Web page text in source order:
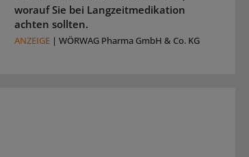
worauf Sie bei Langzeitmedikation
achten sollten.
ANZEIGE| WÖRWAG Pharma GmbH & Co. KG